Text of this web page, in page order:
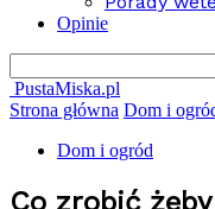
Opinie
PustaMiska.pl
Strona główna Dom i
Dom i ogród
Co zrobić